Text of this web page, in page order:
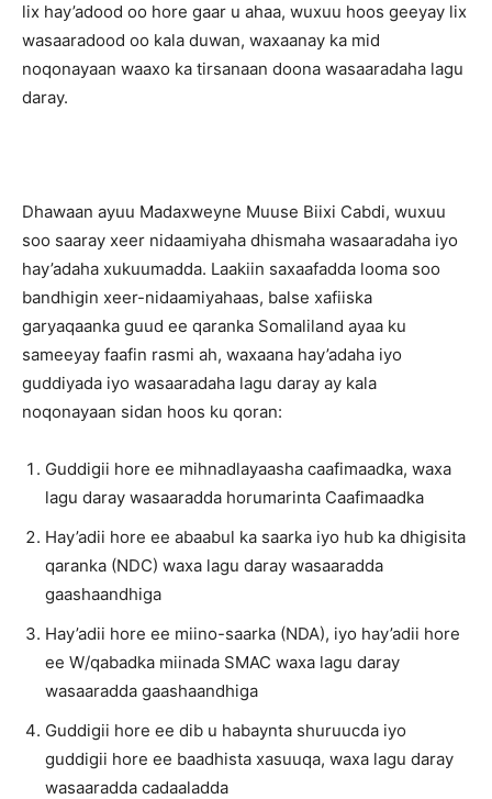
lix hay’adood oo hore gaar u ahaa, wuxuu hoos geeyay lix
wasaaradood oo kala duwan, waxaanay ka mid
noqonayaan waaxo ka tirsanaan doona wasaaradaha lagu
daray.
Dhawaan ayuu Madaxweyne Muuse Biixi Cabdi, wuxuu
soo saaray xeer nidaamiyaha dhismaha wasaaradaha iyo
hay’adaha xukuumadda. Laakiin saxaafadda looma soo
bandhigin xeer-nidaamiyahaas, balse xafiiska
garyaqaanka guud ee qaranka Somaliland ayaa ku
sameeyay faafin rasmi ah, waxaana hay’adaha iyo
guddiyada iyo wasaaradaha lagu daray ay kala
noqonayaan sidan hoos ku qoran:
Guddigii hore ee mihnadlayaasha caafimaadka, waxa
lagu daray wasaaradda horumarinta Caafimaadka
Hay’adii hore ee abaabul ka saarka iyo hub ka dhigisita
qaranka (NDC) waxa lagu daray wasaaradda
gaashaandhiga
Hay’adii hore ee miino-saarka (NDA), iyo hay’adii hore
ee W/qabadka miinada SMAC waxa lagu daray
wasaaradda gaashaandhiga
Guddigii hore ee dib u habaynta shuruucda iyo
guddigii hore ee baadhista xasuuqa, waxa lagu daray
wasaaradda cadaaladda